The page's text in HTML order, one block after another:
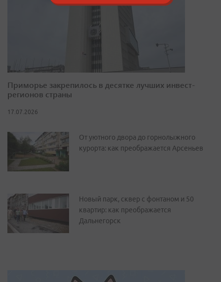
Приморье закрепилось в десятке лучших инвест-
регионов страны
17.07.2026
От уютного двора до горнолыжного
курорта: как преображается Арсеньев
Новый парк, сквер с фонтаном и 50
квартир: как преображается
Дальнегорск